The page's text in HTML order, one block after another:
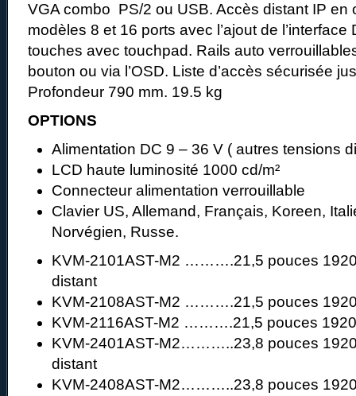
VGA combo PS/2 ou USB. Accès distant IP en
modèles 8 et 16 ports avec l’ajout de
touches avec touchpad. Rails auto
bouton ou via l’OSD. Liste d’accès sécurisée
Profondeur 790 mm. 19.5 kg
OPTIONS
Alimentation DC 9 – 36 V ( autres tensions
LCD haute luminosité 1000 cd/m²
Connecteur alimentation verrouillable
Clavier US, Allemand, Français, Koreen,
Norvégien, Russe.
KVM-2101AST-M2 ……….21,5 pouces
distant
KVM-2108AST-M2 ……….21,5 pouces
KVM-2116AST-M2 ……….21,5 pouces
KVM-2401AST-M2………..23,8 pouces
distant
KVM-2408AST-M2………..23,8 pouces